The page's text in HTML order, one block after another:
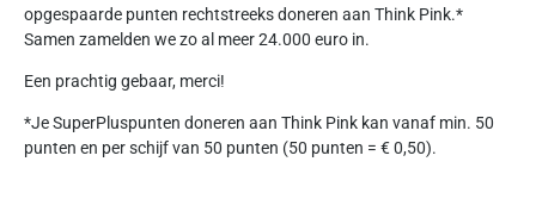
opgespaarde punten rechtstreeks doneren aan Think Pink.*
Samen zamelden we zo al meer 24.000 euro in.
Een prachtig gebaar, merci!
*Je SuperPluspunten doneren aan Think Pink kan vanaf min. 50
punten en per schijf van 50 punten (50 punten = € 0,50).